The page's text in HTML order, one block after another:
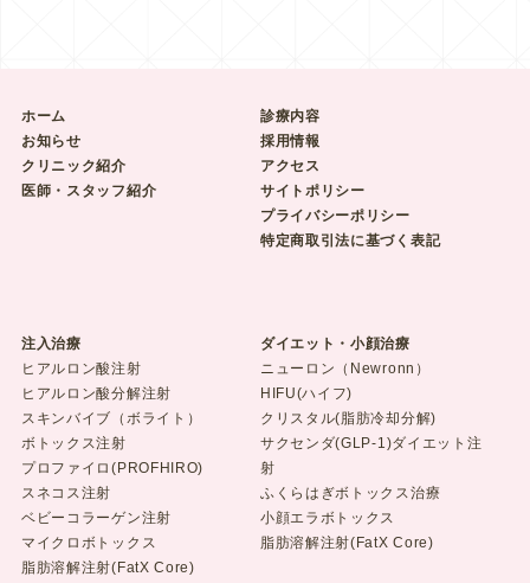
ホーム
お知らせ
クリニック紹介
医師・スタッフ紹介
診療内容
採用情報
アクセス
サイトポリシー
プライバシーポリシー
特定商取引法に基づく表記
注入治療
ヒアルロン酸注射
ヒアルロン酸分解注射
スキンバイブ（ボライト）
ボトックス注射
プロファイロ(PROFHIRO)
スネコス注射
ベビーコラーゲン注射
マイクロボトックス
脂肪溶解注射(FatX Core)
ダイエット・小顔治療
ニューロン（Newronn）
HIFU(ハイフ)
クリスタル(脂肪冷却分解)
サクセンダ(GLP-1)ダイエット注
射
ふくらはぎボトックス治療
小顔エラボトックス
脂肪溶解注射(FatX Core)